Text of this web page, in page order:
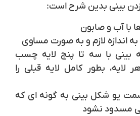
بینی بدین شرح است:
آب و صابون
لازم و به صورت مساوی
بینی با سه تا پنج لایه چسب
لایه، بطور کامل لایه قبلی را
یو شکل بینی به گونه ای که
مسدود نشود